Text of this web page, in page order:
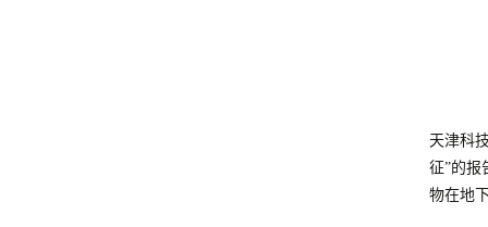
天津科
征”的报
物在地